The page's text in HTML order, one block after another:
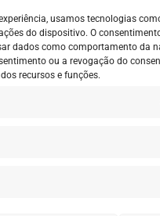
usamos tecnologias
do dispositivo. O
dados como comportamento da
ou a revogação do
recursos e funções.